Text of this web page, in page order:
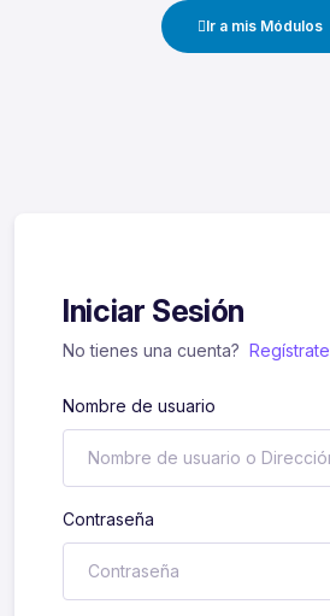
Ir a mis Módulos
Iniciar Sesión
No tienes una cuenta? Regístrate
Nombre de usuario
Contraseña